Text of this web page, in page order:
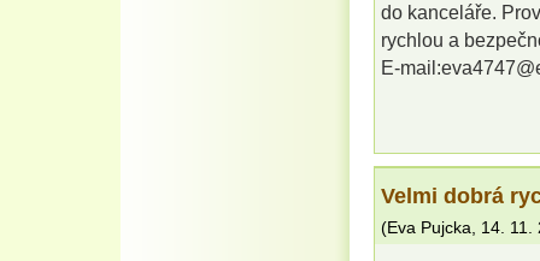
do kanceláře.
rychlou a
E-
Velmi dobrá
(Eva Pujcka 14. 11.